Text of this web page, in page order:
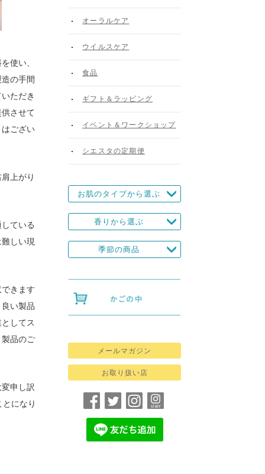
使い、
の手間
ただき
させて
ござい
上がり
ている
しい現
きます
い製品
してス
品のご
申し訳
になり
オーラルケア
ウイルスケア
食品
ギフト＆ラッピング
イベント＆ワークショップ
シエスタの定期便
お肌のタイプから選ぶ
香りから選ぶ
季節の商品
メールマガジン
お取り扱い店